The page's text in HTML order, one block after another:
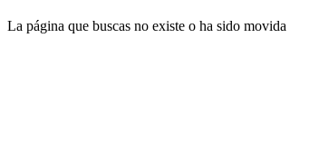
La página que buscas no existe o ha sido movida